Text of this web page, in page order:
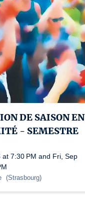
DE SAISON EN
- SEMESTRE
7:30 PM and Fri, Sep
(Strasbourg)